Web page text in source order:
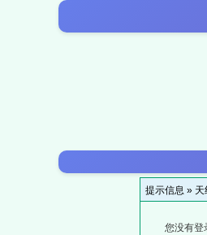
提示信息 » 天
您没有登